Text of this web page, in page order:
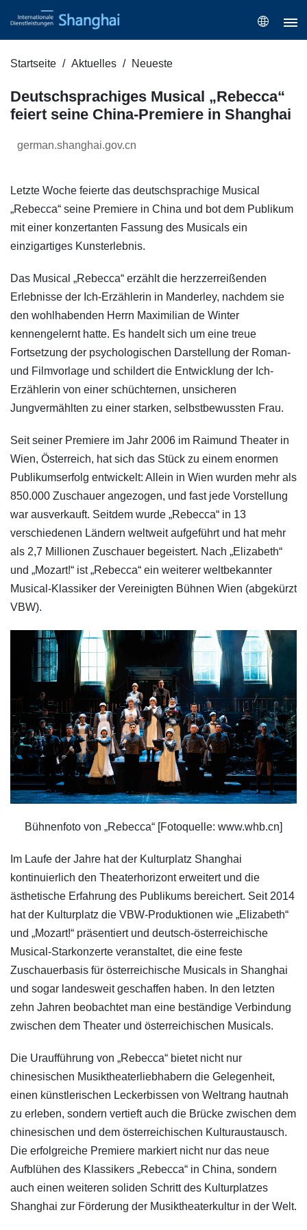
Startseite Aktuelles Neueste
Deutschsprachiges Musical „Rebecca“
feiert seine China-Premiere in Shanghai
german.shanghai.gov.cn
Letzte Woche feierte das deutschsprachige Musical
„Rebecca“ seine Premiere in China und bot dem Publikum
mit einer konzertanten Fassung des Musicals ein
einzigartiges Kunsterlebnis.
Das Musical „Rebecca“ erzählt die herzzerreißenden
Erlebnisse der Ich-Erzählerin in Manderley, nachdem sie
den wohlhabenden Herrn Maximilian de Winter
kennengelernt hatte. Es handelt sich um eine treue
Fortsetzung der psychologischen Darstellung der Roman-
und Filmvorlage und schildert die Entwicklung der Ich-
Erzählerin von einer schüchternen, unsicheren
Jungvermählten zu einer starken, selbstbewussten Frau.
Seit seiner Premiere im Jahr 2006 im Raimund Theater in
Wien, Österreich, hat sich das Stück zu einem enormen
Publikumserfolg entwickelt: Allein in Wien wurden mehr als
850.000 Zuschauer angezogen, und fast jede Vorstellung
war ausverkauft. Seitdem wurde „Rebecca“ in 13
verschiedenen Ländern weltweit aufgeführt und hat mehr
als 2,7 Millionen Zuschauer begeistert. Nach „Elizabeth“
und „Mozart!“ ist „Rebecca“ ein weiterer weltbekannter
Musical-Klassiker der Vereinigten Bühnen Wien (abgekürzt
VBW).
Bühnenfoto von „Rebecca“ [Fotoquelle: www.whb.cn]
Im Laufe der Jahre hat der Kulturplatz Shanghai
kontinuierlich den Theaterhorizont erweitert und die
ästhetische Erfahrung des Publikums bereichert. Seit 2014
hat der Kulturplatz die VBW-Produktionen wie „Elizabeth“
und „Mozart!“ präsentiert und deutsch-österreichische
Musical-Starkonzerte veranstaltet, die eine feste
Zuschauerbasis für österreichische Musicals in Shanghai
und sogar landesweit geschaffen haben. In den letzten
zehn Jahren beobachtet man eine beständige Verbindung
zwischen dem Theater und österreichischen Musicals.
Die Uraufführung von „Rebecca“ bietet nicht nur
chinesischen Musiktheaterliebhabern die Gelegenheit,
einen künstlerischen Leckerbissen von Weltrang hautnah
zu erleben, sondern vertieft auch die Brücke zwischen dem
chinesischen und dem österreichischen Kulturaustausch.
Die erfolgreiche Premiere markiert nicht nur das neue
Aufblühen des Klassikers „Rebecca“ in China, sondern
auch einen weiteren soliden Schritt des Kulturplatzes
Shanghai zur Förderung der Musiktheaterkultur in der Welt.